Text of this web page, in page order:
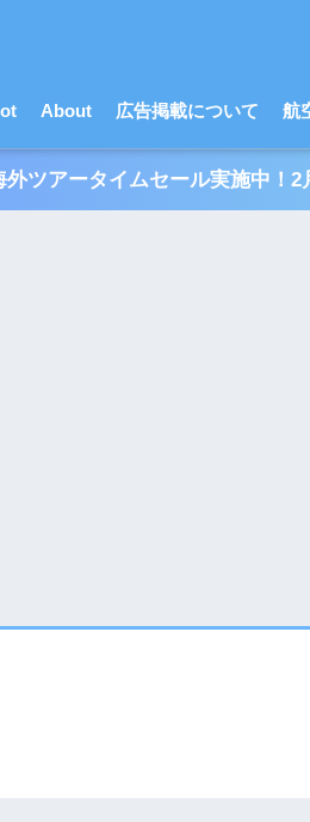
About 広告掲載について 航
ツアータイムセール実施中！2